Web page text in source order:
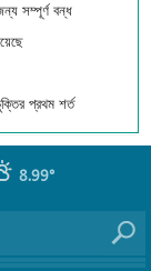
সম্পূর্ণ বন্ধ
প্রথম শর্ত
8.99°